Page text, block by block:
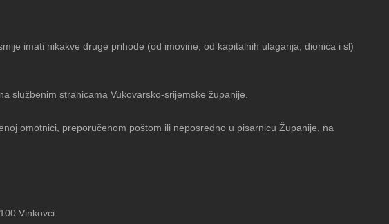
imati nikakve druge prihode (od imovine, od kapitalnih ulaganja, dionica i sl)
službenim stranicama Vukovarsko-srijemske županije.
omotnici, preporučenom poštom ili neposredno u pisarnicu Županije, na
Vinkovci